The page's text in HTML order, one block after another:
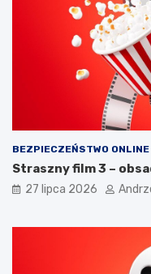
BEZPIECZEŃSTWO ONLINE
Straszny film 3 –
27 lipca 2026